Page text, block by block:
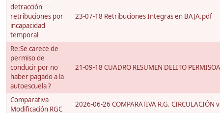
detracción
retribuciones por
incapacidad
temporal
23-07-18 Retribuciones Integras en BAJA.pdf
Re:Se carece de
permiso de
conducir por no
haber pagado a la
autoescuela ?
21-09-18 CUADRO RESUMEN DELITO
Comparativa
Modificación RGC
2026-06-26 COMPARATIVA R.G. CIRCULACIÓN